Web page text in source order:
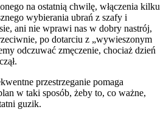
na ostatnią chwilę, włączenia kilku
wybierania ubrań z szafy i
ani nie wprawi nas w dobry nastrój,
po dotarciu z „wywieszonym
odczuwać zmęczenie, chociaż dzień
przestrzeganie pomaga
w taki sposób, żeby to, co ważne,
guzik.